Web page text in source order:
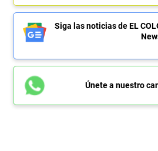
Siga las noticias de EL
Únete a nuestro